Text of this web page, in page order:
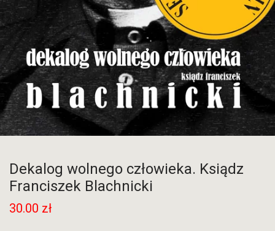
Dekalog wolnego człowieka. Ksiądz
Franciszek Blachnicki
30.00 zł